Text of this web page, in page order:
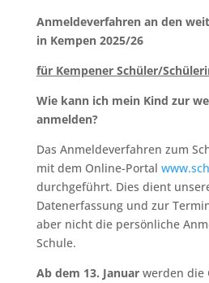
Anmeldeverfahren an den
in Kempen 2025/26
für Kempener Schüler/
Wie kann ich mein Kind zur
anmelden?
Das Anmeldeverfahren zum
mit dem Online-Portal
durchgeführt. Dies dient
Datenerfassung und zur
aber nicht die persönliche
Schule.
Ab dem 13. Januarwerden die